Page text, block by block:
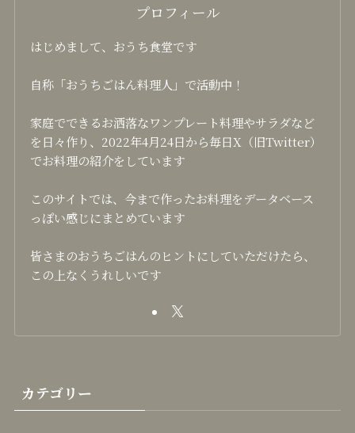
プロフィール
はじめまして、おうち食堂です
自称「おうちごはん料理人」で活動中！
家庭でできるお洒落なワンプレート料理やサラダなど
を日々作り、2022年4月24日から毎日X（旧Twitter）
でお料理の紹介をしています
このサイトでは、今まで作ったお料理をデータベース
っぽい感じにまとめています
皆さまのおうちごはんのヒントにしていただけたら、
この上なくうれしいです
カテゴリー